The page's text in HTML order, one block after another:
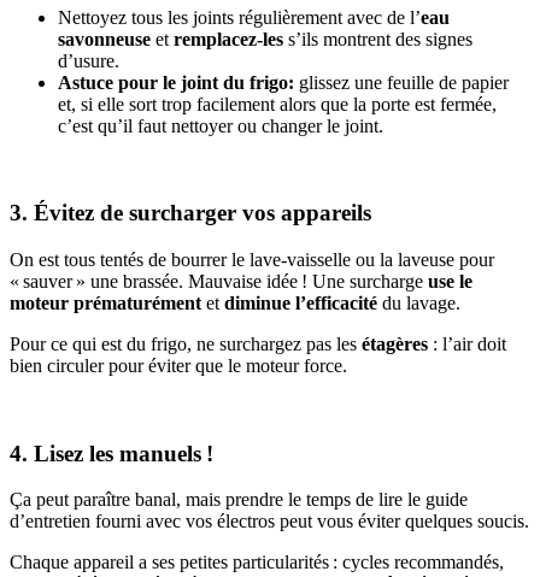
Nettoyez tous les joints régulièrement avec de l’eau
savonneuse et remplacez-les s’ils montrent des signes
d’usure.
Astuce pour le joint du frigo: glissez une feuille de papier
et, si elle sort trop facilement alors que la porte est fermée,
c’est qu’il faut nettoyer ou changer le joint.
3. Évitez de surcharger vos appareils
On est tous tentés de bourrer le lave-vaisselle ou la laveuse pour
« sauver » une brassée. Mauvaise idée ! Une surcharge use le
moteur prématurément et diminue l’efficacité du lavage.
Pour ce qui est du frigo, ne surchargez pas les étagères : l’air doit
bien circuler pour éviter que le moteur force.
4. Lisez les manuels !
Ça peut paraître banal, mais prendre le temps de lire le guide
d’entretien fourni avec vos électros peut vous éviter quelques soucis.
Chaque appareil a ses petites particularités : cycles recommandés,